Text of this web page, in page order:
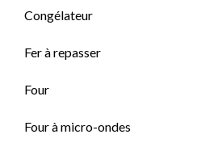
Congélateur
Fer à repasser
Four
Four à micro-ondes